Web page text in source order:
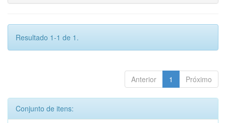
Resultado 1-1 de 1.
Anterior 1 Próximo
Conjunto de itens: